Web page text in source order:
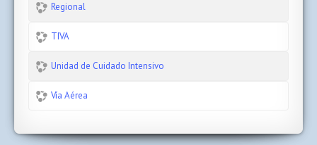
Regional
TIVA
Unidad de Cuidado Intensivo
Vía Aérea